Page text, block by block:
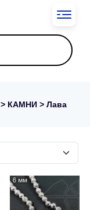
> КАМНИ > Лава